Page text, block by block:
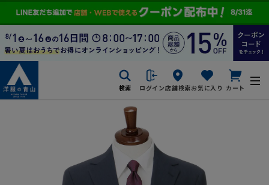
検索 ログイン店舗検索お気に入り カート